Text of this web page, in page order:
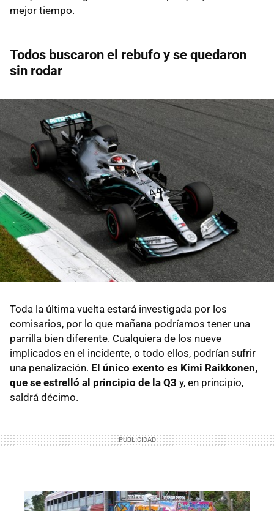
mejor tiempo.
Todos buscaron el rebufo y se quedaron
sin rodar
Toda la última vuelta estará investigada por los
comisarios, por lo que mañana podríamos tener una
parrilla bien diferente. Cualquiera de los nueve
implicados en el incidente, o todo ellos, podrían sufrir
una penalización. El único exento es Kimi Raikkonen,
que se estrelló al principio de la Q3 y, en principio,
saldrá décimo.